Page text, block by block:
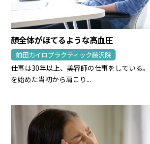
顔全体がほてるような高血圧
前田カイロプラクティック藤沢院
仕事は30年以上、美容師の仕事をしている
を始めた当初から肩こり...